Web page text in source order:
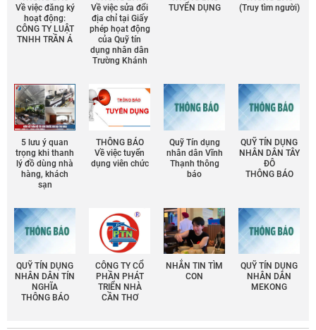
Về việc đăng ký
hoạt động:
CÔNG TY LUẬT
TNHH TRẦN Á
Về việc sửa đổi
địa chỉ tại Giấy
phép họat động
của Quỹ tín
dụng nhân dân
Trường Khánh
TUYỂN DỤNG
(Truy tìm người)
5 lưu ý quan
trọng khi thanh
lý đồ dùng nhà
hàng, khách
sạn
THÔNG BÁO
Về việc tuyển
dụng viên chức
Quỹ Tín dụng
nhân dân Vĩnh
Thạnh thông
báo
QUỸ TÍN DỤNG
NHÂN DÂN TÂY
ĐÔ
THÔNG BÁO
QUỸ TÍN DỤNG
NHÂN DÂN TÍN
NGHĨA
THÔNG BÁO
CÔNG TY CỔ
PHẦN PHÁT
TRIỂN NHÀ
CẦN THƠ
NHẮN TIN TÌM
CON
QUỸ TÍN DỤNG
NHÂN DÂN
MEKONG